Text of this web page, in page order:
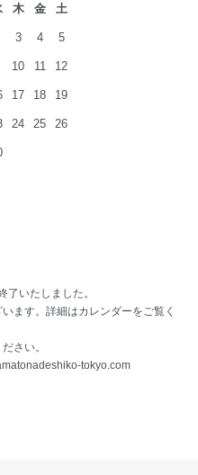
木 金 土
3 4 5
10 11 12
17 18 19
24 25 26
いたしました。
ます。詳細はカレンダーをご覧く
さい。
tokyo.com